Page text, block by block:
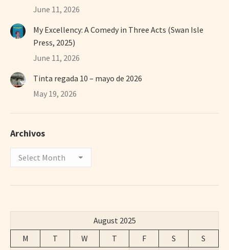
June 11, 2026
My Excellency: A Comedy in Three Acts (Swan Isle
Press, 2025)
June 11, 2026
Tinta regada 10 – mayo de 2026
May 19, 2026
Archivos
Archivos
August 2025
M
T W T F S
S